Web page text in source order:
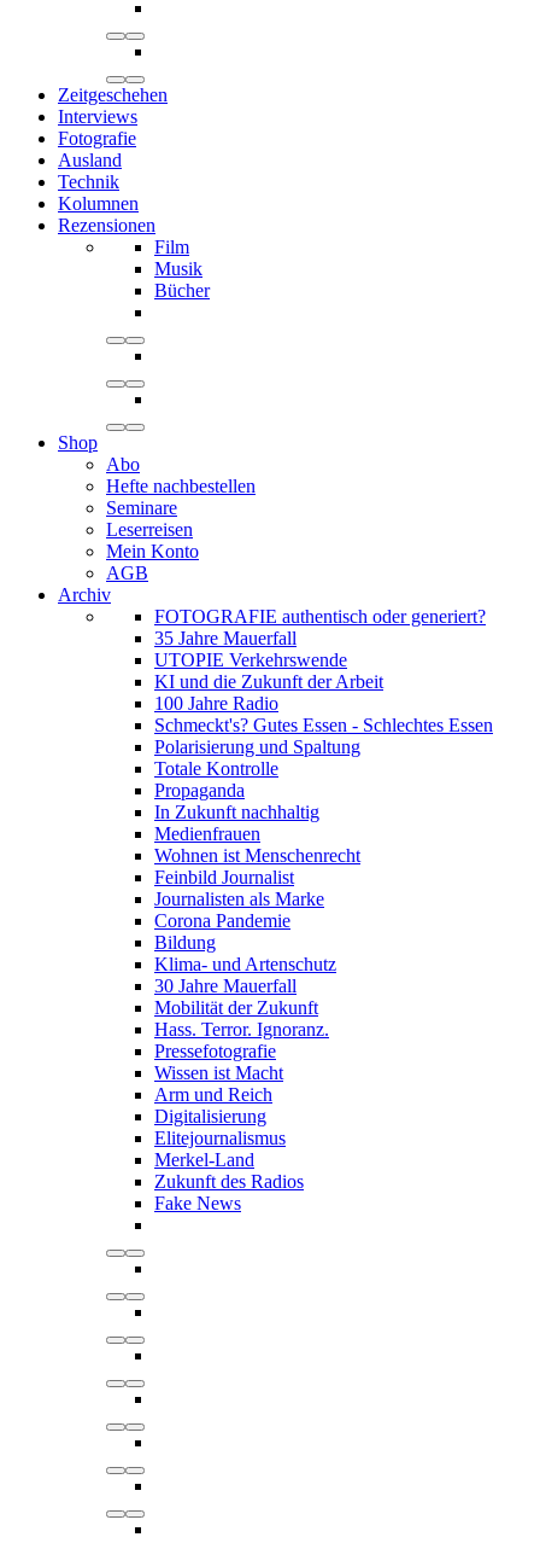
Zeitgeschehen
Interviews
Fotografie
Ausland
Technik
Kolumnen
Rezensionen
Film
Musik
Bücher
Shop
Abo
Hefte nachbestellen
Seminare
Leserreisen
Mein Konto
AGB
Archiv
FOTOGRAFIE authentisch oder generiert?
35 Jahre Mauerfall
UTOPIE Verkehrswende
KI und die Zukunft der Arbeit
100 Jahre Radio
Schmeckt's? Gutes Essen - Schlechtes Essen
Polarisierung und Spaltung
Totale Kontrolle
Propaganda
In Zukunft nachhaltig
Medienfrauen
Wohnen ist Menschenrecht
Feinbild Journalist
Journalisten als Marke
Corona Pandemie
Bildung
Klima- und Artenschutz
30 Jahre Mauerfall
Mobilität der Zukunft
Hass. Terror. Ignoranz.
Pressefotografie
Wissen ist Macht
Arm und Reich
Digitalisierung
Elitejournalismus
Merkel-Land
Zukunft des Radios
Fake News